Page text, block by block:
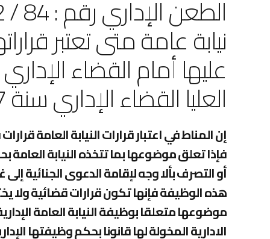
نيابة عامة متى تعتبر
عليها أمام القضاء
العليا القضاء الإداري سنة 2007 الجزء الأول ص 137
إن المناط في اعتبار قرارات النيابة العامة
فإذا تعلق موضوعها بما تتخذه النيابة العامة
أو التصرف بألا وجه لإقامة الدعوى الجنائية
هذه الوظيفة فإنها تكون قرارات قضائية ولا
موضوعها متعلقا بوظيفة النيابة العامة
الادارية المخولة لها قانونا بحكم وظيفتها